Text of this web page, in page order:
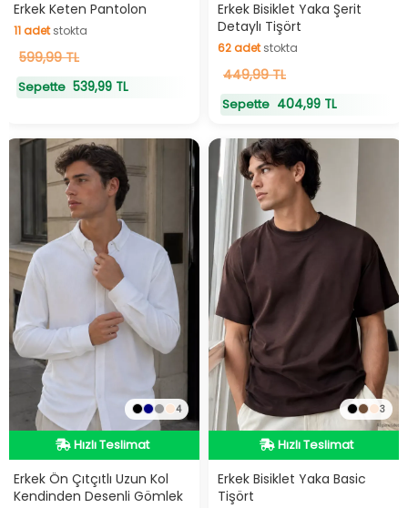
Hızlı Teslimat
Erkek Keten Pantolon
11adetstokta
11adetstokta
599,99 TL
Sepette 539,99 TL
Hızlı Teslimat
Erkek Bisiklet Yaka Şerit
Detaylı Tişört
62adetstokta
62adetstokta
449,99 TL
Sepette 404,99 TL
4
Hızlı Teslimat
Hızlı Teslimat
Erkek Ön Çıtçıtlı Uzun Kol
Kendinden Desenli Gömlek
3
Hızlı Teslimat
Hızlı Teslimat
Erkek Bisiklet Yaka Basic
Tişört